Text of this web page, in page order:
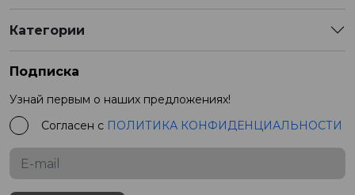
Категории
Подписка
Узнай первым о наших предложениях!
Согласен с ПОЛИТИКА КОНФИДЕНЦИАЛЬНОСТИ